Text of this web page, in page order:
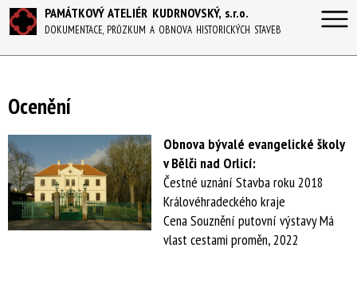
PAMÁTKOVÝ ATELIÉR KUDRNOVSKÝ, s.r.o.
DOKUMENTACE, PRŮZKUM A OBNOVA HISTORICKÝCH STAVEB
Ocenění
Obnova bývalé evangelické školy
v Bělči nad Orlicí:
Čestné uznání Stavba roku 2018
Královéhradeckého kraje
Cena Souznění putovní výstavy Má
vlast cestami proměn, 2022